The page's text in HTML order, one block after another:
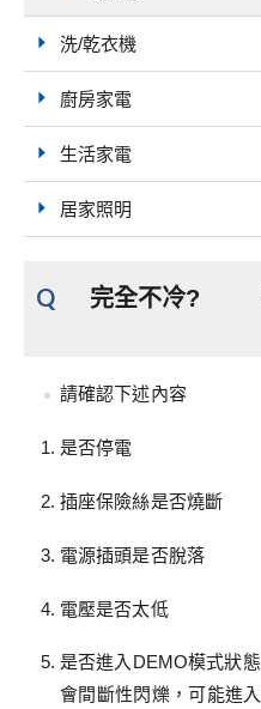
洗/乾衣機
廚房家電
生活家電
居家照明
Q 完全不冷?
請確認下述內容
是否停電
插座保險絲是否燒斷
電源插頭是否脫落
電壓是否太低
是否進入DEMO模式狀
會間斷性閃爍，可能進